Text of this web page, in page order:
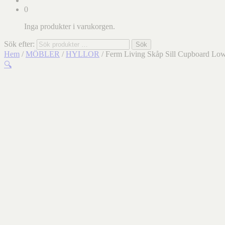
0
Inga produkter i varukorgen.
Sök efter: Sök
Hem / MÖBLER / HYLLOR / Ferm Living Skåp Sill Cupboard
🔍